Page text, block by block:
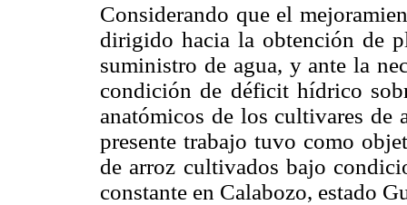
Considerando que el
dirigido hacia la obtención de
suministro de agua, y ante la
condición de déficit hídrico
anatómicos de los cultivares
presente trabajo tuvo como
de arroz cultivados bajo
constante en Calabozo, estado